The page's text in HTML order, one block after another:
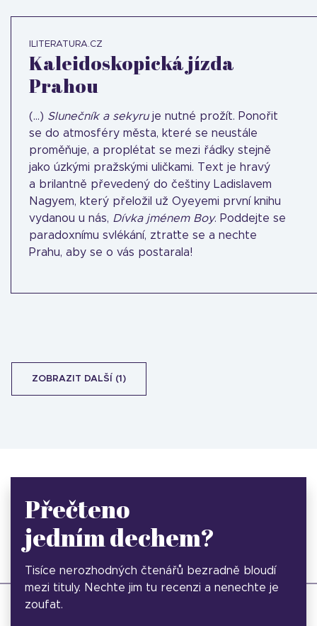
ILITERATURA.CZ
Kaleidoskopická jízda
Prahou
(...) Slunečník a sekyruje nutné prožít. Ponořit
se do atmosféry města, které se neustále
proměňuje, a proplétat se mezi řádky stejně
jako úzkými pražskými uličkami. Text je hravý
a brilantně převedený do češtiny Ladislavem
Nagyem, který přeložil už Oyeyemi první knihu
vydanou u nás, Dívka jménem Boy. Poddejte se
paradoxnímu svlékání, ztraťte se a nechte
Prahu, aby se o vás postarala!
ZOBRAZIT DALŠÍ (1)
Přečteno
jedním dechem?
Tisíce nerozhodných čtenářů bezradně bloudí
mezi tituly. Nechte jim tu recenzi a nenechte je
zoufat.